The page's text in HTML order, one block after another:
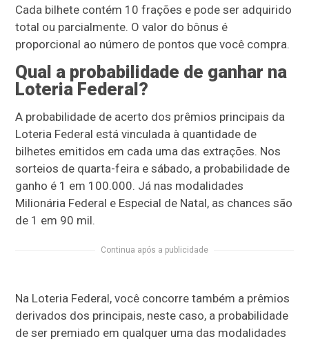
Cada bilhete contém 10 frações e pode ser adquirido
total ou parcialmente. O valor do bônus é
proporcional ao número de pontos que você compra.
Qual a probabilidade de ganhar na
Loteria Federal?
A probabilidade de acerto dos prêmios principais da
Loteria Federal está vinculada à quantidade de
bilhetes emitidos em cada uma das extrações. Nos
sorteios de quarta-feira e sábado, a probabilidade de
ganho é 1 em 100.000. Já nas modalidades
Milionária Federal e Especial de Natal, as chances são
de 1 em 90 mil.
Continua após a publicidade
Na Loteria Federal, você concorre também a prêmios
derivados dos principais, neste caso, a probabilidade
de ser premiado em qualquer uma das modalidades